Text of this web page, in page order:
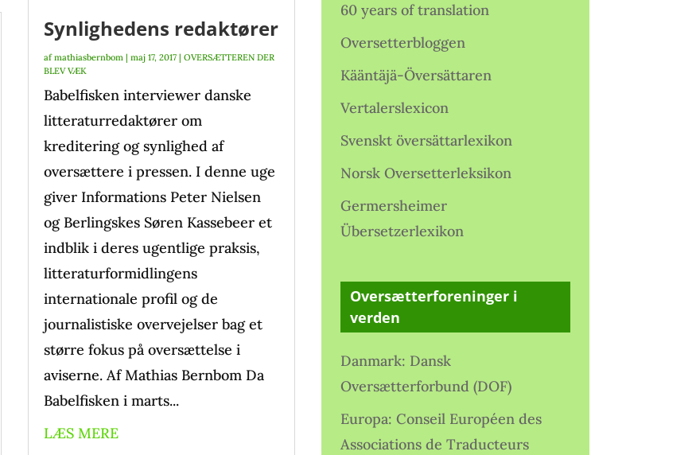
Synlighedens redaktører
afmathiasbernbom| maj 17, 2017| OVERSÆTTEREN DER
BLEV VÆK
Babelfisken interviewer danske
litteraturredaktører om
kreditering og synlighed af
oversættere i pressen. I denne uge
giver Informations Peter Nielsen
og Berlingskes Søren Kassebeer et
indblik i deres ugentlige praksis,
litteraturformidlingens
internationale profil og de
journalistiske overvejelser bag et
større fokus på oversættelse i
aviserne. Af Mathias Bernbom Da
Babelfisken i marts...
LÆS MERE
60 years of translation
Oversetterbloggen
Kääntäjä-Översättaren
Vertalerslexicon
Svenskt översättarlexikon
Norsk Oversetterleksikon
Germersheimer
Übersetzerlexikon
Oversætterforeninger i
verden
Danmark: Dansk
Oversætterforbund (DOF)
Europa: Conseil Européen des
Associations de Traducteurs